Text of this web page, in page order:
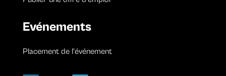
Evénements
Placement de l’événement